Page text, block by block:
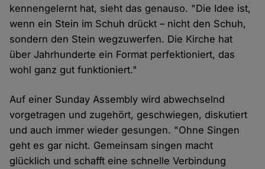
kennengelernt hat, sieht das genauso. "Die Idee ist,
wenn ein Stein im Schuh drückt – nicht den Schuh,
sondern den Stein wegzuwerfen. Die Kirche hat
über Jahrhunderte ein Format perfektioniert, das
wohl ganz gut funktioniert."
Auf einer Sunday Assembly wird abwechselnd
vorgetragen und zugehört, geschwiegen, diskutiert
und auch immer wieder gesungen. "Ohne Singen
geht es gar nicht. Gemeinsam singen macht
glücklich und schafft eine schnelle Verbindung